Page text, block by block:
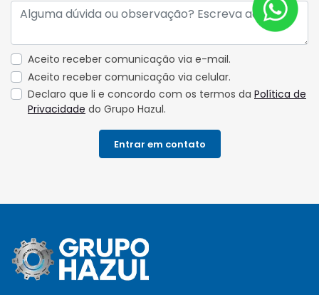
Aceito receber comunicação via e-mail.
Aceito receber comunicação via celular.
Declaro que li e concordo com os termos da Política de
Privacidade do Grupo Hazul.
Entrar em contato